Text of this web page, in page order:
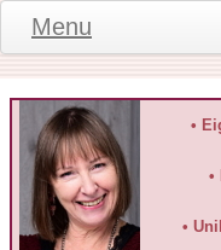
Menu
•
•
•